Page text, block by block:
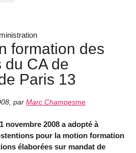
formation des
du CA de
Paris 13
par Marc Champesme
novembre 2008 a adopté à
pour la motion formation
élaborées sur mandat de